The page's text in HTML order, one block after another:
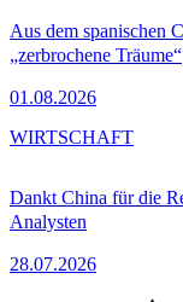
Aus dem spanischen
„zerbrochene Träume“
01.08.2026
Dankt China für die
Analysten
28.07.2026
WIRTSCHAFT